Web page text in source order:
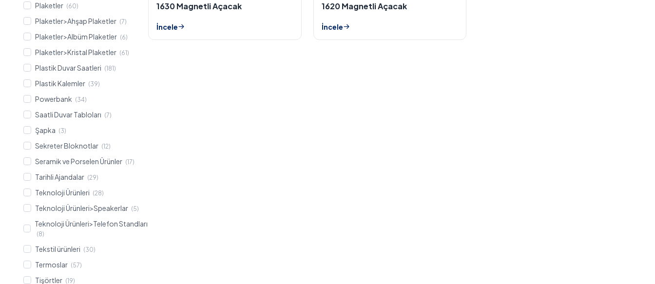
Plaketler (60)
Plaketler>Ahşap Plaketler (7)
Plaketler>Albüm Plaketler (6)
Plaketler>Kristal Plaketler (61)
Plastik Duvar Saatleri (181)
Plastik Kalemler (39)
Powerbank (34)
Saatli Duvar Tabloları (7)
Şapka (3)
Sekreter Bloknotlar (12)
Seramik ve Porselen Ürünler (17)
Tarihli Ajandalar (29)
Teknoloji Ürünleri (28)
Teknoloji Ürünleri>Speakerlar (5)
Teknoloji Ürünleri>Telefon Standları
(8)
Tekstil ürünleri (30)
Termoslar (57)
Tişörtler (19)
1630 Magnetli Açacak
İncele
1620 Magnetli Açacak
İncele